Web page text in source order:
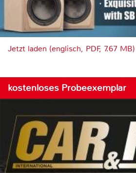
Jetzt laden (englisch, PDF, 7.67 MB)
kostenloses Probeexemplar